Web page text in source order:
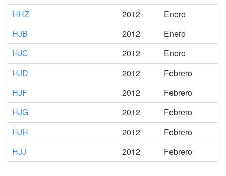
HHZ
2012
Enero
HJB
2012
Enero
HJC
2012
Enero
HJD
2012
Febrero
HJF
2012
Febrero
HJG
2012
Febrero
HJH
2012
Febrero
HJJ
2012 Febrero